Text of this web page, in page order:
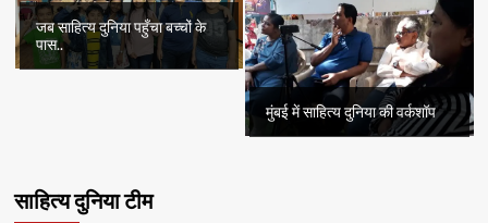
जब साहित्य दुनिया पहुँचा बच्चों के
पास..
मुंबई में साहित्य दुनिया की वर्कशॉप
साहित्य दुनिया टीम